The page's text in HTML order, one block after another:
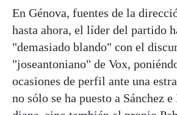
En Génova, fuentes de la
hasta ahora, el líder del partido
"demasiado blando" con el
"joseantoniano" de Vox,
ocasiones de perfil ante una
no sólo se ha puesto a Sánchez